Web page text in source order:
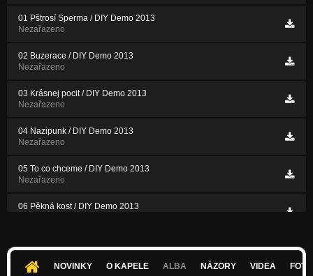
01 Pštrosí Sperma / DIY Demo 2013
Nezařazeno
02 Buzerace / DIY Demo 2013
Nezařazeno
03 Krásnej pocit / DIY Demo 2013
Nezařazeno
04 Nazipunk / DIY Demo 2013
Nezařazeno
05 To co chceme / DIY Demo 2013
Nezařazeno
06 Pěkná kost / DIY Demo 2013
NOVINKY O KAPELE ALBA NÁZORY VIDEA